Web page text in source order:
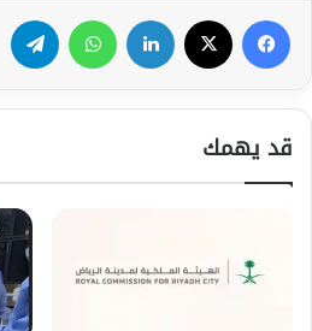
فيسبوك لينكدإن واتساب
قد يهمك